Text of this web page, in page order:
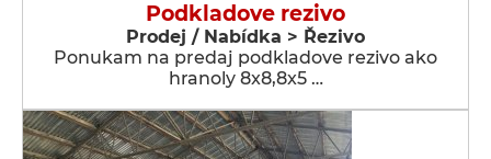
Podkladove rezivo
Prodej / Nabídka > Řezivo
Ponukam na predaj podkladove rezivo ako
hranoly 8x8,8x5 …